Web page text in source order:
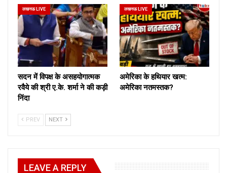
लखनऊ LIVE
सदन में विपक्ष के असहयोगात्मक
रवैये की श्री ए.के. शर्मा ने की कड़ी
निंदा
लखनऊ LIVE
अमेरिका के हथियार खत्म:
अमेरिका नतमस्तक?
PREV NEXT
LEAVE A REPLY